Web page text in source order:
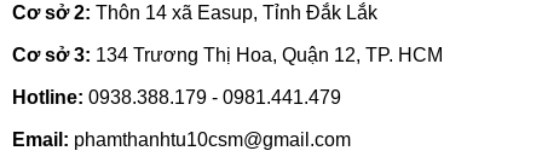
Cơ sở 2: Thôn 14 xã Easup, Tỉnh Đắk Lắk
Cơ sở 3: 134 Trương Thị Hoa, Quận 12, TP. HCM
Hotline: 0938.388.179 - 0981.441.479
Email: phamthanhtu10csm@gmail.com